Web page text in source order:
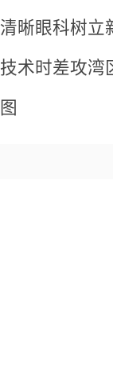
清晰眼科树立
技术时差攻湾
图